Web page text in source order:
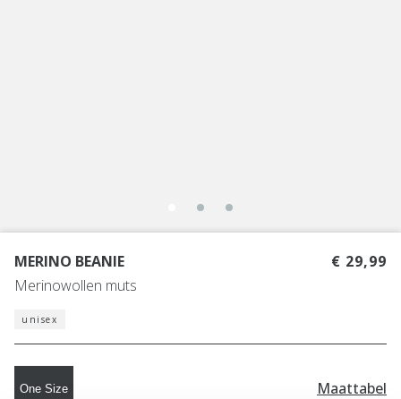
MERINO BEANIE
Merinowollen muts
€ 29,99
unisex
One Size Maattabel